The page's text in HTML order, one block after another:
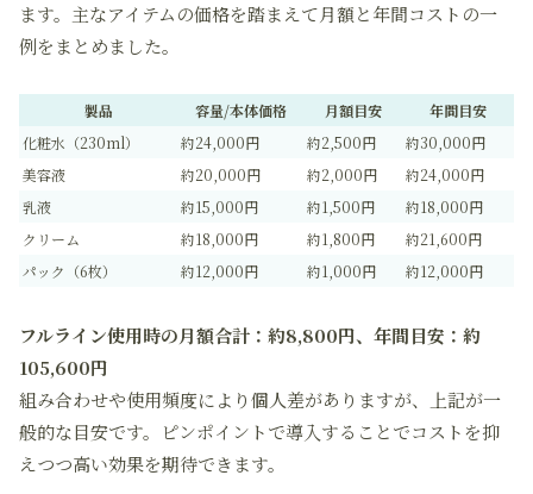
ます。主なアイテムの価格を踏まえて月額と年間コストの一
例をまとめました。
製品 容量/本体価格 月額目安
年間目安
化粧水（230ml）
約24,000円 約2,500円
約30,000円
美容液
約20,000円 約2,000円
約24,000円
乳液
約15,000円 約1,500円
約18,000円
クリーム
約18,000円 約1,800円
約21,600円
パック（6枚）
約12,000円 約1,000円 約12,000円
フルライン使用時の月額合計：約8,800円、年間目安：約
105,600円
組み合わせや使用頻度により個人差がありますが、上記が一
般的な目安です。ピンポイントで導入することでコストを抑
えつつ高い効果を期待できます。